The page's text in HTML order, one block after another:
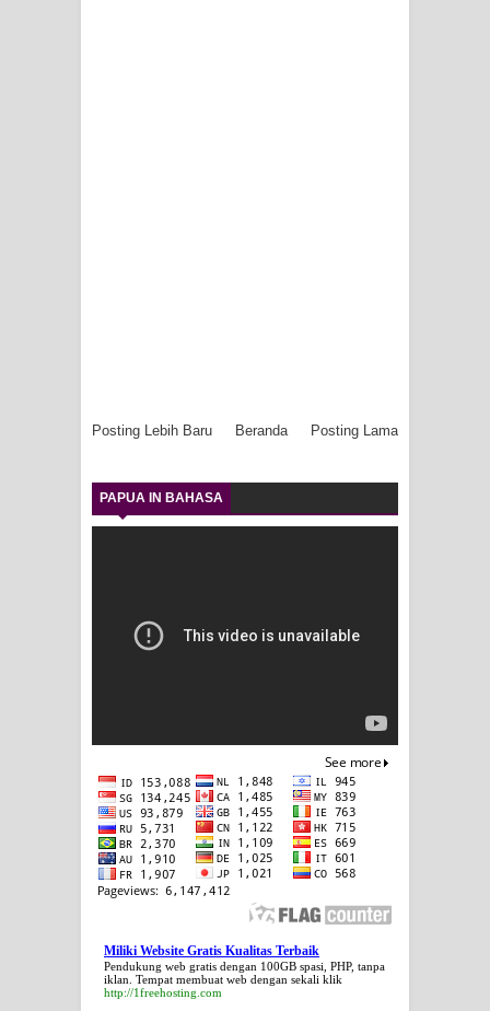
Posting Lebih Baru Posting Lama
Beranda
PAPUA IN BAHASA
Miliki Website Gratis Kualitas Terbaik
Pendukung web gratis dengan 100GB spasi, PHP, tanpa
iklan. Tempat membuat web dengan sekali klik
http://1freehosting.com